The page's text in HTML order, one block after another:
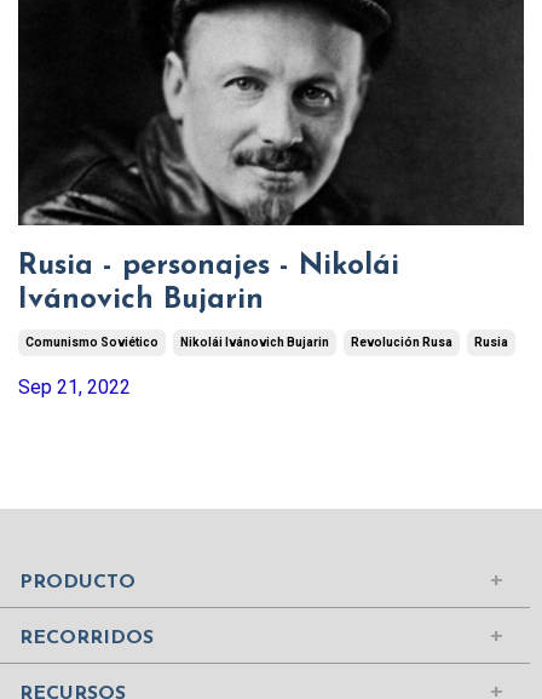
Rusia - personajes - Nikolái
Ivánovich Bujarin
Comunismo Soviético Nikolái Ivánovich Bujarin Revolución Rusa Rusia
Sep 21, 2022
PRODUCTO
Iniciar sesión
Comprar suscripción
Contenidos
RECORRIDOS
Mundo Islámico
Civilizaciones de la Antigüedad
Ciudades del Mundo
Edad Media
RECURSOS
¿Quiénes somos?